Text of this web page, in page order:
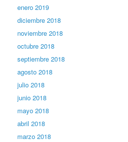
enero 2019
diciembre 2018
noviembre 2018
octubre 2018
septiembre 2018
agosto 2018
julio 2018
junio 2018
mayo 2018
abril 2018
marzo 2018